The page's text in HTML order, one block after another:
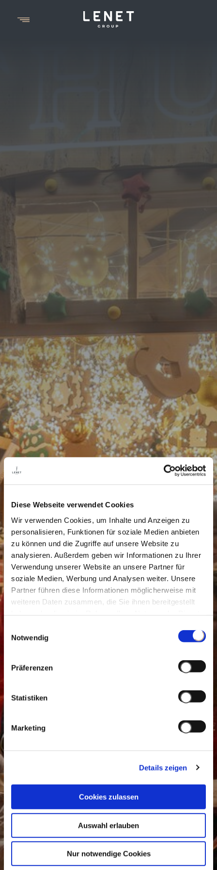
Diese Webseite verwendet Cookies
Wir verwenden Cookies, um Inhalte und Anzeigen zu
personalisieren, Funktionen für soziale Medien anbieten
zu können und die Zugriffe auf unsere Website zu
analysieren. Außerdem geben wir Informationen zu Ihrer
Verwendung unserer Website an unsere Partner für
soziale Medien, Werbung und Analysen weiter. Unsere
Partner führen diese Informationen möglicherweise mit
weiteren Daten zusammen, die Sie ihnen bereitgestellt
Notwendig
Präferenzen
Statistiken
Marketing
Details zeigen
Cookies zulassen
Auswahl erlauben
Nur notwendige Cookies